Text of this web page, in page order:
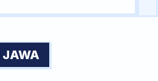
JAWA